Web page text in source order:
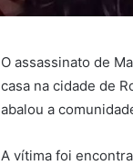
O assassinato de
casa na cidade de
abalou a
A vítima foi